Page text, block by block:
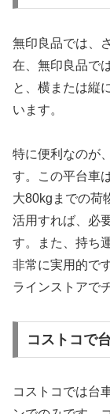
無印良品では、
在、無印良品で
と、横または縦
います。
特に便利なのが
す。この平台車
大80kgまでの荷
活用すれば、必
す。また、持ち
非常に実用的で
ラインストアで
コストコで
コストコでは台